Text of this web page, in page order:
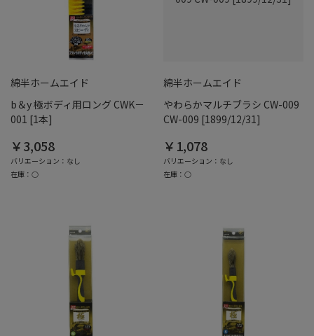
綿半ホームエイド
b＆y 極ボディ用ロング CWK－
001 [1本]
￥3,058
バリエーション：なし
在庫：○
綿半ホームエイド
やわらかマルチブラシ CW-009
CW-009 [1899/12/31]
￥1,078
バリエーション：なし
在庫：○